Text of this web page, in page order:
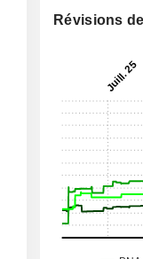
Révisions